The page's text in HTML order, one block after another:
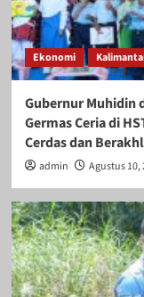
Ekonomi
Gubernur Muhidin
Germas Ceria di
Cerdas dan
admin Agustus 10,